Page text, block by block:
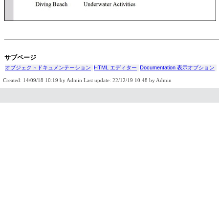
サブページ
オブジェクトドキュメンテーション HTML エディター Documentation 表示オプション
Created: 14/09/18 10:19 by Admin Last update: 22/12/19 10:48 by Admin